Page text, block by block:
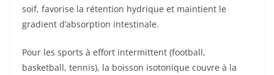
soif, favorise la rétention hydrique et maintient le
gradient d’absorption intestinale.
Pour les sports à effort intermittent (football,
basketball, tennis), la boisson isotonique couvre à la